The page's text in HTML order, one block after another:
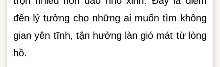
đến lý tưởng cho những ai muốn tìm không
gian yên tĩnh, tận hưởng làn gió mát từ lòng
hồ.